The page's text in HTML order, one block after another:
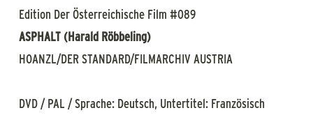
Edition Der Österreichische Film #089
ASPHALT (Harald Röbbeling)
HOANZL/DER STANDARD/FILMARCHIV AUSTRIA
DVD / PAL / Sprache: Deutsch, Untertitel: Französisch